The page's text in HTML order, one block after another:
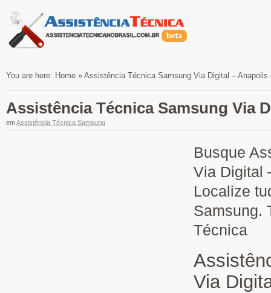
You are here: Home » Assistência Técnica Samsung Via Digital – Anapolis
Assistência Técnica Samsung Via
emAssistência Técnica Samsung
Busque
Via Digital
Localize
Samsung.
Técnica
Via